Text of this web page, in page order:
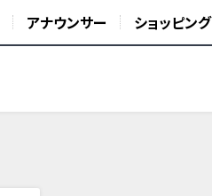
アナウンサー ショッピング